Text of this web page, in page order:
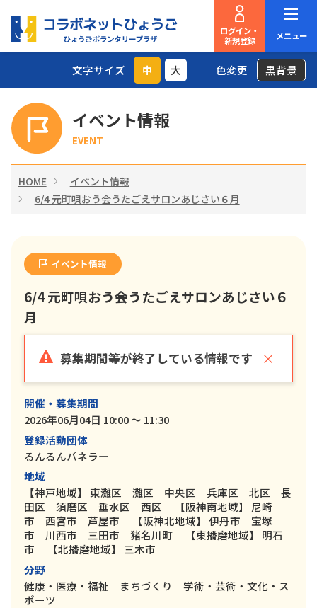
ログイン・
新規登録
メニュー
文字サイズ 中 大 色変更 黒背景
イベント情報
EVENT
HOME
イベント情報
6/4 元町唄おう会うたごえサロンあじさい６月
イベント情報
6/4 元町唄おう会うたごえサロンあじさい６
月
×
募集期間等が終了している情報です
開催・募集期間
2026年06月04日 10:00 ～ 11:30
登録活動団体
るんるんパネラー
地域
【神戸地域】
東灘区 灘区 中央区 兵庫区 北区 長
田区 須磨区 垂水区 西区
【阪神南地域】
尼崎
市 西宮市 芦屋市
【阪神北地域】
伊丹市 宝塚
市 川西市 三田市 猪名川町
【東播磨地域】
明石
市
【北播磨地域】
三木市
分野
健康・医療・福祉 まちづくり 学術・芸術・文化・ス
ポーツ